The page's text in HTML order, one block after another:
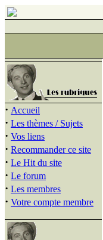
· Accueil
· Les thèmes / Sujets
· Vos liens
· Recommander ce site
· Le Hit du site
· Le forum
· Les membres
· Votre compte membre